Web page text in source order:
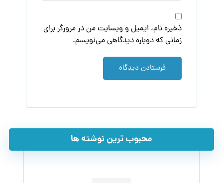
ذخیره نام، ایمیل و وبسایت من در مرورگر برای
زمانی که دوباره دیدگاهی می‌نویسم.
فرستادن دیدگاه
محبوب ترین نوشته ها